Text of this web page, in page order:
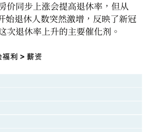
价同步上涨会提高退休率，但从
始退休人数突然激增，反映了新冠
次退休率上升的主要催化剂。